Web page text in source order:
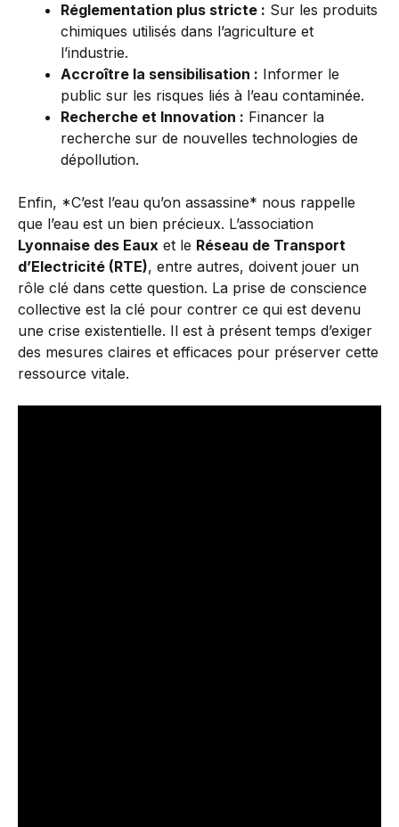
Réglementation plus stricte : Sur les produits
chimiques utilisés dans l’agriculture et
l’industrie.
Accroître la sensibilisation : Informer le
public sur les risques liés à l’eau contaminée.
Recherche et Innovation : Financer la
recherche sur de nouvelles technologies de
dépollution.
Enfin, *C’est l’eau qu’on assassine* nous rappelle
que l’eau est un bien précieux. L’association
Lyonnaise des Eaux et le Réseau de Transport
d’Electricité (RTE), entre autres, doivent jouer un
rôle clé dans cette question. La prise de conscience
collective est la clé pour contrer ce qui est devenu
une crise existentielle. Il est à présent temps d’exiger
des mesures claires et efficaces pour préserver cette
ressource vitale.